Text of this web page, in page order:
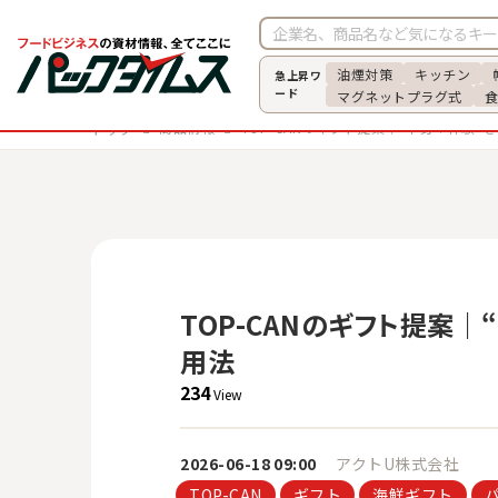
急上昇ワ
ード
油煙対策 キッチン
マグネットプラグ式
トップ
商品情報 TOP-CANのギフト提案｜“中身＋体験”
TOP-CANのギフト提案｜
用法
234View
2026-06-18 09:00
アクトU株式会社